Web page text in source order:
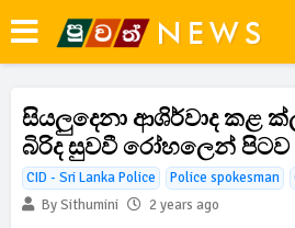
සියලුදෙනා ආශිර්වාද කළ
බිරිද සුවවී රෝහලෙන් පිටව
CID - Sri Lanka Police Police spokesman
By Sithumini
2 years ago